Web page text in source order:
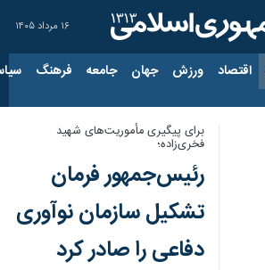
۱۶ مرداد ۱۴۰۵
اقتصاد ورزش جهان جامعه فرهنگ
برای پیگیری مأموریت‌های شهید
فخری‌زاده؛
رئیس‌جمهور فرمان
تشکیل سازمان نوآوری
دفاعی را صادر کرد